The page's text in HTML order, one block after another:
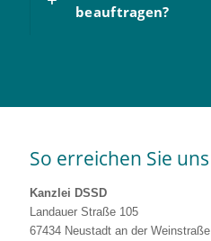
beauftragen?
So erreichen Sie uns
Kanzlei DSSD
Landauer Straße 105
67434 Neustadt an der Weinstraße